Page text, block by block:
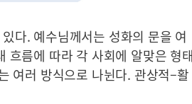
다. 예수님께서는 성화의 문을 여
흐름에 따라 각 사회에 알맞은 형태
여러 방식으로 나뉜다. 관상적–활